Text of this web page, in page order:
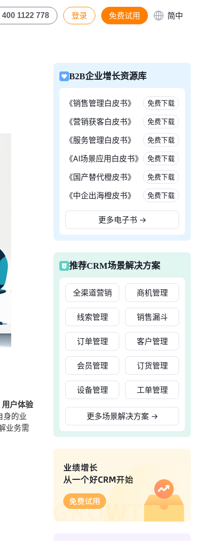
400 1122 778 登录 免费试用 简中
户体验
身的业
业务需
B2B企业增长资源库
《销售管理白皮书》 免费下载
《营销获客白皮书》 免费下载
《服务管理白皮书》 免费下载
《AI场景应用白皮书》 免费下载
《国产替代橙皮书》 免费下载
《中企出海橙皮书》 免费下载
更多电子书 →
推荐CRM场景解决方案
全渠道营销 商机管理
线索管理 销售漏斗
订单管理 客户管理
会员管理 订货管理
设备管理 工单管理
更多场景解决方案 →